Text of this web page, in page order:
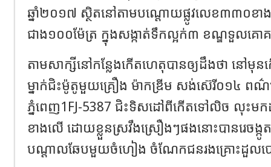
ឆ្នាំ២០១៧ ស្ថិតនៅតាមបណ្តោយផ្លូវលេខ៣៣០
ជាង១០០ម៉ែត្រ ក្នុងសង្កាត់ទឹកល្អក់៣ ខណ្ឌទួលគោគ
តាមសាក្សីនៅកន្លែងកើតហេតុបានឲ្យដឹងថា នៅមុ
ម្នាក់ជិះម៉ូតូមួយគ្រឿង ម៉ាកឌ្រីម សង់ស៊េរី០១៤ ពណ៌
ភ្នំពេញ1FJ-5387 ជិះទិសដៅពីកើតទៅលិច លុះ
ខាងលើ ដោយខ្លួនស្រវឹងស្រឿងៗផងនោះបានរេចង្
បណ្តាលឆែបមួយចំហៀង ចំណែកជនរងគ្រោះដួលប